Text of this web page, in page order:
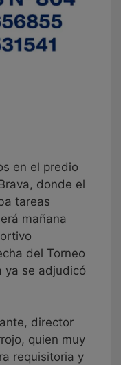
en el predio
donde el
tareas
mañana
del Torneo
ya se adjudicó
director
quien muy
requisitoria y